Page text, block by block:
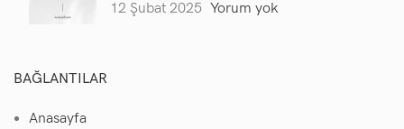
12 Şubat 2025 Yorum yok
BAĞLANTILAR
Anasayfa